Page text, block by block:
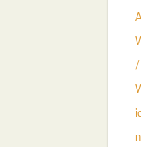
/